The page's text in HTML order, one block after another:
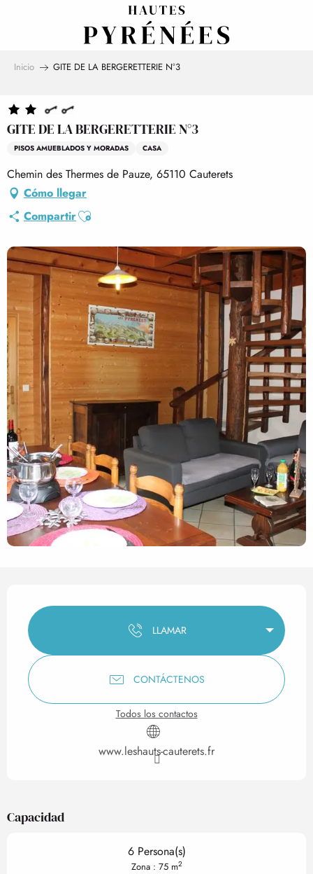
Inicio GITE DE LA BERGERETTERIE N°3
GITE DE LA BERGERETTERIE N°3
PISOS AMUEBLADOS Y MORADAS CASA
Chemin des Thermes de Pauze, 65110 Cauterets
Cómo llegar
CompartirAjouter aux favoris
Horarios y datos de
LLAMAR
CONTÁCTENOS
Todos los contactos
www.leshauts-cauterets.fr
Capacidad
6 Persona(s)
Zona : 75 m2